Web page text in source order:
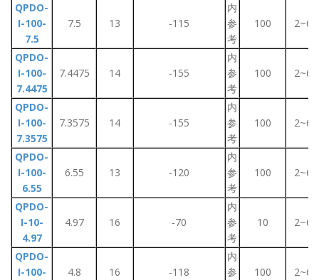
QPDO-
I-100-
7.5
7.5 13 -115
内
参
考
100 2~6
QPDO-
I-100-
7.4475
7.4475 14 -155
内
参
考
100 2~6
QPDO-
I-100-
7.3575
7.3575 14 -155
内
参
考
100 2~6
QPDO-
I-100-
6.55
6.55 13 -120
内
参
考
100 2~6
QPDO-
I-10-
4.97
4.97 16 -70
内
参
考
10 2~6
QPDO-
I-100-
4.8 16 -118
内
参
100 2~6